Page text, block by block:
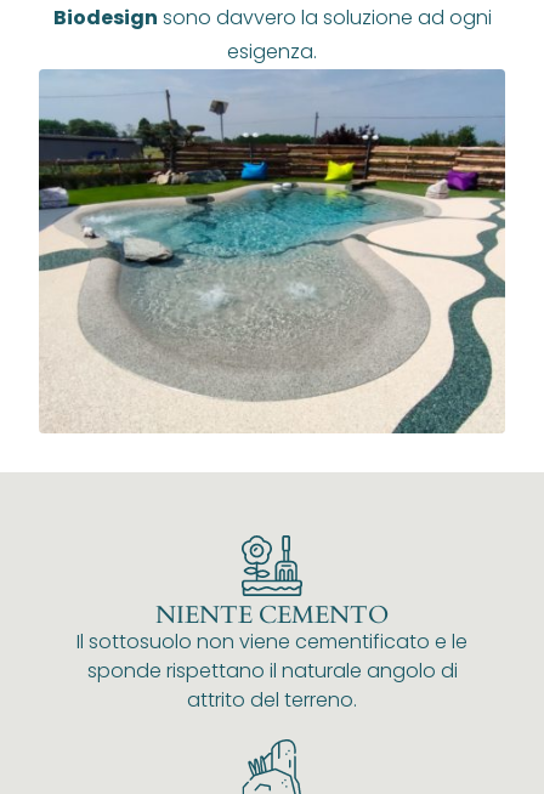
Biodesign sono davvero la soluzione ad ogni
esigenza.
NIENTE CEMENTO
Il sottosuolo non viene cementificato e le
sponde rispettano il naturale angolo di
attrito del terreno.